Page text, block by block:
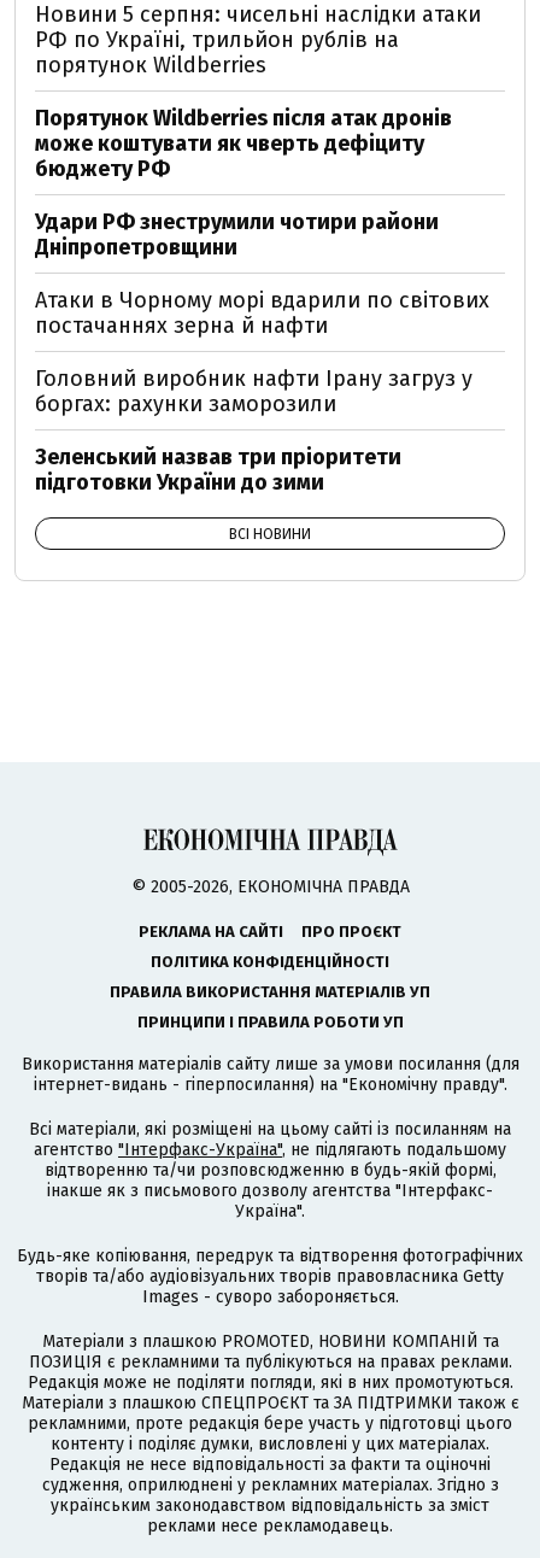
Новини 5 серпня: чисельні наслідки атаки
РФ по Україні, трильйон рублів на
порятунок Wildberries
Порятунок Wildberries після атак дронів
може коштувати як чверть дефіциту
бюджету РФ
Удари РФ знеструмили чотири райони
Дніпропетровщини
Атаки в Чорному морі вдарили по світових
постачаннях зерна й нафти
Головний виробник нафти Ірану загруз у
боргах: рахунки заморозили
Зеленський назвав три пріоритети
підготовки України до зими
ВСІ НОВИНИ
© 2005-2026, ЕКОНОМІЧНА ПРАВДА
РЕКЛАМА НА САЙТІ
ПРО ПРОЄКТ
ПОЛІТИКА КОНФІДЕНЦІЙНОСТІ
ПРАВИЛА ВИКОРИСТАННЯ МАТЕРІАЛІВ УП
ПРИНЦИПИ І ПРАВИЛА РОБОТИ УП
Використання матеріалів сайту лише за умови посилання (для
інтернет-видань - гіперпосилання) на "Економічну правду".
Всі матеріали, які розміщені на цьому сайті із посиланням на
агентство "Інтерфакс-Україна", не підлягають подальшому
відтворенню та/чи розповсюдженню в будь-якій формі,
інакше як з письмового дозволу агентства "Інтерфакс-
Україна".
Будь-яке копіювання, передрук та відтворення фотографічних
творів та/або аудіовізуальних творів правовласника Getty
Images - суворо забороняється.
Матеріали з плашкою PROMOTED, НОВИНИ КОМПАНІЙ та
ПОЗИЦІЯ є рекламними та публікуються на правах реклами.
Редакція може не поділяти погляди, які в них промотуються.
Матеріали з плашкою СПЕЦПРОЄКТ та ЗА ПІДТРИМКИ також є
рекламними, проте редакція бере участь у підготовці цього
контенту і поділяє думки, висловлені у цих матеріалах.
Редакція не несе відповідальності за факти та оціночні
судження, оприлюднені у рекламних матеріалах. Згідно з
українським законодавством відповідальність за зміст
реклами несе рекламодавець.